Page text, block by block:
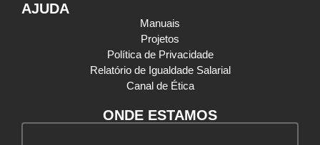
AJUDA
Manuais
Projetos
Política de Privacidade
Relatório de Igualdade Salarial
Canal de Ética
ONDE ESTAMOS